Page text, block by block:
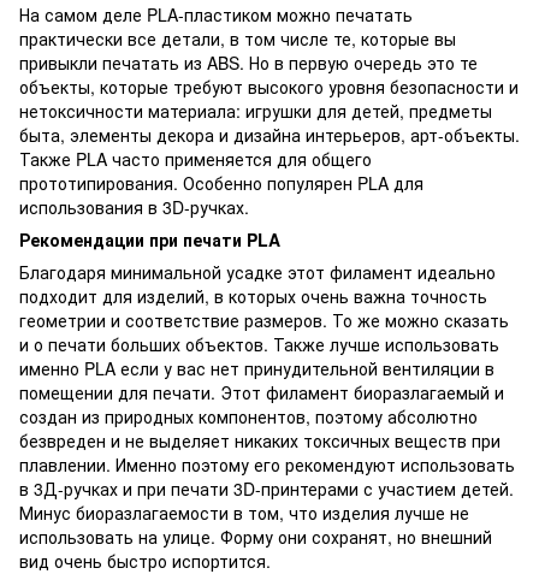
На самом деле PLA-пластиком можно печатать
практически все детали, в том числе те, которые вы
привыкли печатать из ABS. Но в первую очередь это те
объекты, которые требуют высокого уровня безопасности и
нетоксичности материала: игрушки для детей, предметы
быта, элементы декора и дизайна интерьеров, арт-объекты.
Также PLA часто применяется для общего
прототипирования. Особенно популярен PLA для
использования в 3D-ручках.
Рекомендации при печати PLA
Благодаря минимальной усадке этот филамент идеально
подходит для изделий, в которых очень важна точность
геометрии и соответствие размеров. То же можно сказать
и о печати больших объектов. Также лучше использовать
именно PLA если у вас нет принудительной вентиляции в
помещении для печати. Этот филамент биоразлагаемый и
создан из природных компонентов, поэтому абсолютно
безвреден и не выделяет никаких токсичных веществ при
плавлении. Именно поэтому его рекомендуют использовать
в 3Д-ручках и при печати 3D-принтерами с участием детей.
Минус биоразлагаемости в том, что изделия лучше не
использовать на улице. Форму они сохранят, но внешний
вид очень быстро испортится.